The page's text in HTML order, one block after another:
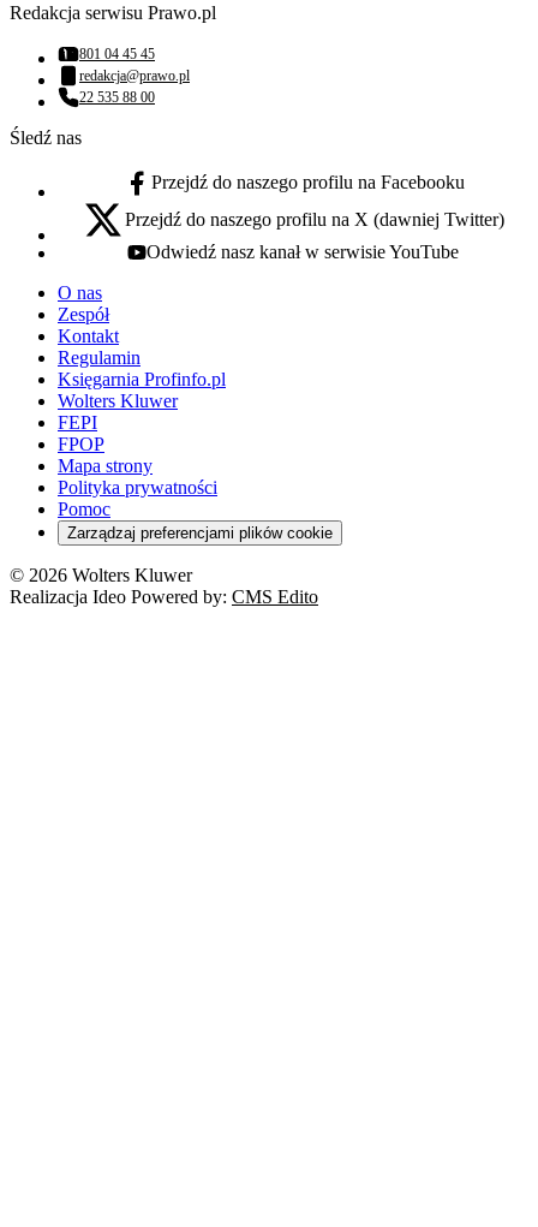
Redakcja serwisu Prawo.pl
Numer telefonu:
801 04 45 45
Adres email:
redakcja@prawo.pl
Numer telefonu:
22 535 88 00
Śledź nas
facebook - otwiera się w nowej karcie
Przejdź do naszego profilu na Facebooku
x - otwiera się w nowej karcie
Przejdź do naszego profilu na X (dawniej Twitter)
youtube - otwiera się w nowej karcie
Odwiedź nasz kanał w serwisie YouTube
O nas
Zespół
Kontakt
Regulamin
Księgarnia Profinfo.pl
Wolters Kluwer
FEPI
FPOP
Mapa strony
Polityka prywatności
Pomoc
Zarządzaj preferencjami plików cookie
© 2026 Wolters Kluwer
Realizacja Ideo Powered by: CMS Edito